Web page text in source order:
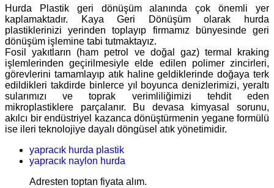
Hurda Plastik geri dönüşüm alanında çok önemli yer
kaplamaktadır. Kaya Geri Dönüşüm olarak hurda
plastiklerinizi yerinden toplayıp firmamız bünyesinde geri
dönüşüm işlemine tabi tutmaktayız.
Fosil yakıtların (ham petrol ve doğal gaz) termal kraking
işlemlerinden geçirilmesiyle elde edilen polimer zincirleri,
görevlerini tamamlayıp atık haline geldiklerinde doğaya terk
edildikleri takdirde binlerce yıl boyunca denizlerimizi, yeraltı
sularımızı ve toprak verimliliğimizi tehdit eden
mikroplastiklere parçalanır. Bu devasa kimyasal sorunu,
akılcı bir endüstriyel kazanca dönüştürmenin yegane formülü
ise ileri teknolojiye dayalı döngüsel atık yönetimidir.
yapracık hurda plastik
yapracık naylon hurda
Adresten toptan fiyata alım.